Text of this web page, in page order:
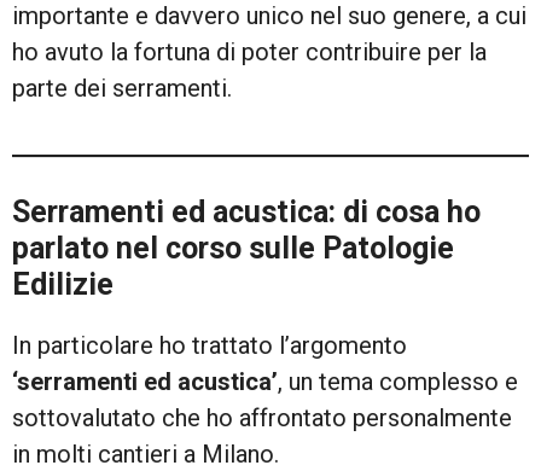
importante e davvero unico nel suo genere, a cui
ho avuto la fortuna di poter contribuire per la
parte dei serramenti.
Serramenti ed acustica: di cosa ho
parlato nel corso sulle Patologie
Edilizie
In particolare ho trattato l’argomento
‘serramenti ed acustica’, un tema complesso e
sottovalutato che ho affrontato personalmente
in molti cantieri a Milano.